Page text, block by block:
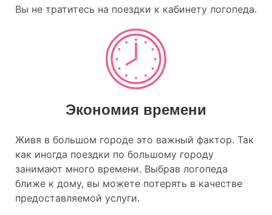
Вы не тратитесь на поездки к кабинету логопеда.
Экономия времени
Живя в большом городе это важный фактор. Так
как иногда поездки по большому городу
занимают много времени. Выбрав логопеда
ближе к дому, вы можете потерять в качестве
предоставляемой услуги.